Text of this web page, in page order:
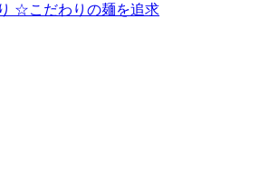
☆こだわりの麺を追求